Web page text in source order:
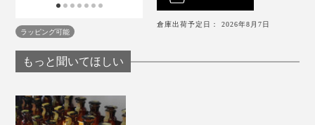
わり纏わせて、まろやかな茶葉の風味を表現していま
す。
どことなく清潔感があり、気持ちが落ち着く心地よさ。
力があります。
ラッピング可能
倉庫出荷予定日： 2026年8月7日
もっと聞いてほしい